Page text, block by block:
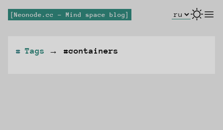
Neonode.cc - Mind space blog Select open
Tags → #containers